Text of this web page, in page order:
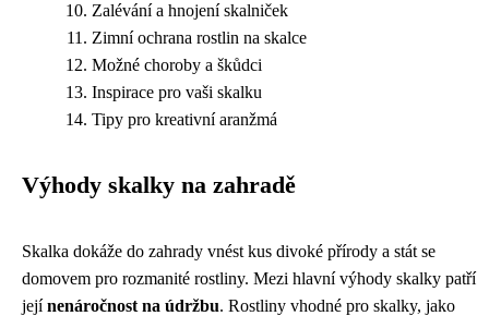
Zalévání a hnojení skalniček
Zimní ochrana rostlin na skalce
Možné choroby a škůdci
Inspirace pro vaši skalku
Tipy pro kreativní aranžmá
Výhody skalky na zahradě
Skalka dokáže do zahrady vnést kus divoké přírody a stát se
domovem pro rozmanité rostliny. Mezi hlavní výhody skalky patří
jejínenáročnost na údržbu. Rostliny vhodné pro skalky, jako